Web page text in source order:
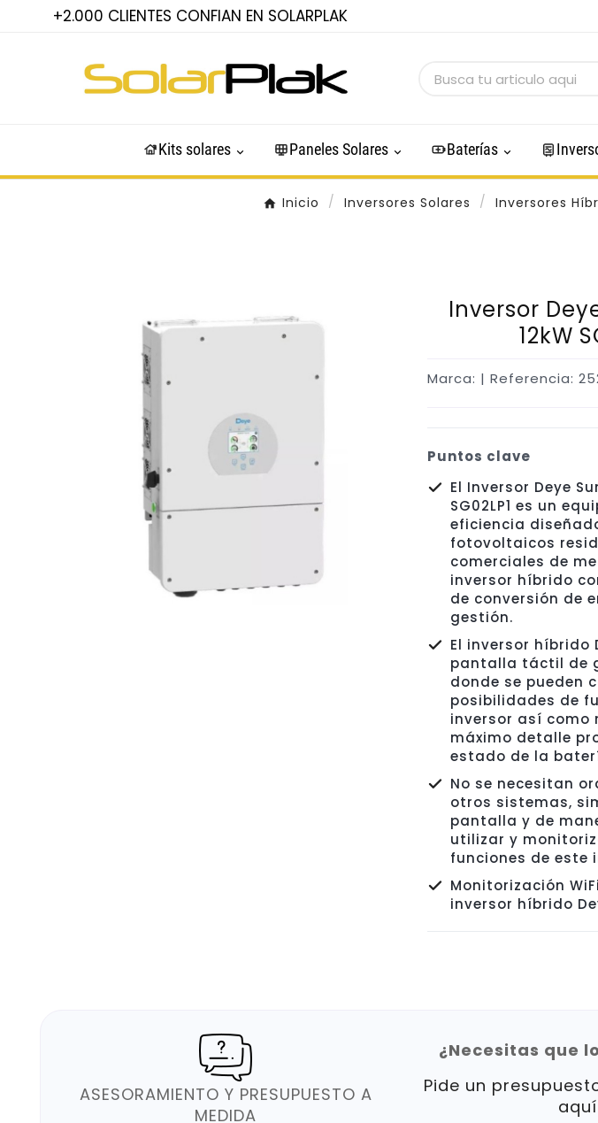
+2.000 CLIENTES CONFIAN EN SOLARPLAK
Kits solares Paneles Solares Baterías
Inicio Inversores Solares Inversores
Inversor
12kW
Marca: | Referencia:
Puntos clave
El Inversor Deye
SG02LP1 es un
eficiencia
fotovoltaicos
comerciales de
inversor híbrido
de conversión de
gestión.
El inversor híbrido
pantalla táctil de
donde se pueden
posibilidades de
inversor así como
máximo detalle
estado de la
No se necesitan
otros sistemas,
pantalla y de
utilizar y
funciones de este
Monitorización
inversor híbrido
ASESORAMIENTO Y PRESUPUESTO A
MEDIDA
¿Necesitas que
Pide un
aquí